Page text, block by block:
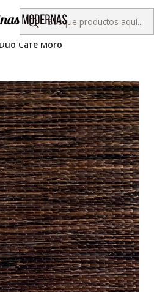
por compras sobre $50.000
Roller Duo Roller Duo Normal
Café Moro